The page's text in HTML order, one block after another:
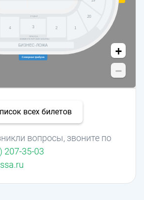
Северная трибуна
КОММЕНТАТОРСКИЕ КАБИНЫ
ПРЕССА
СУДЬИ
БИЗНЕС-ЛОЖА
1
2
3
4
20
+
−
вопросы, звоните по
207-35-03
всех билетов